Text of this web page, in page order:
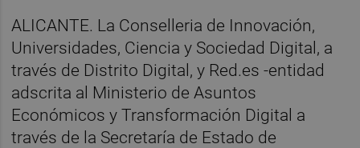
ALICANTE. La Conselleria de Innovación,
Universidades, Ciencia y Sociedad Digital, a
través de Distrito Digital, y Red.es -entidad
adscrita al Ministerio de Asuntos
Económicos y Transformación Digital a
través de la Secretaría de Estado de